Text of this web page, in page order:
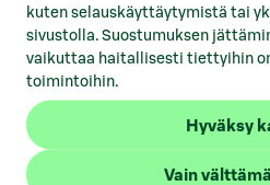
kuten selauskäyttäytymistä tai
sivustolla. Suostumuksen
vaikuttaa haitallisesti tiettyihin
toimintoihin.
Hyväksy
Vain
Merikasarminkatu 1 a,